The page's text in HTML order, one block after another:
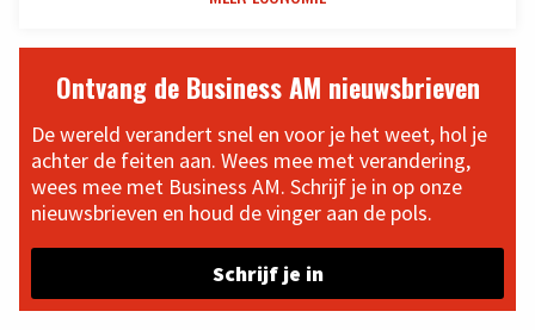
Ontvang de Business AM nieuwsbrieven
De wereld verandert snel en voor je het weet, hol je
achter de feiten aan. Wees mee met verandering,
wees mee met Business AM. Schrijf je in op onze
nieuwsbrieven en houd de vinger aan de pols.
Schrijf je in